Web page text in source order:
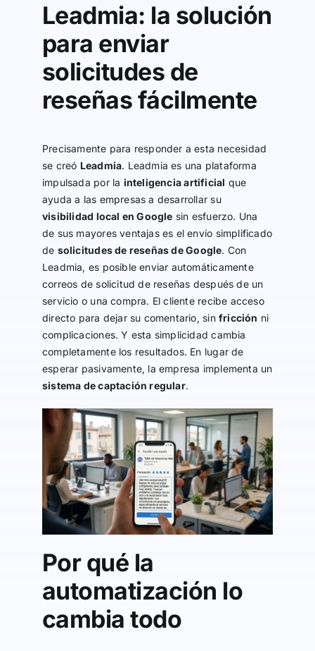
Leadmia: la solución
para enviar
solicitudes de
reseñas fácilmente
Precisamente para responder a esta necesidad
se creó Leadmia. Leadmia es una plataforma
impulsada por la inteligencia artificial que
ayuda a las empresas a desarrollar su
visibilidad local en Google sin esfuerzo. Una
de sus mayores ventajas es el envío simplificado
de solicitudes de reseñas de Google. Con
Leadmia, es posible enviar automáticamente
correos de solicitud de reseñas después de un
servicio o una compra. El cliente recibe acceso
directo para dejar su comentario, sin fricción ni
complicaciones. Y esta simplicidad cambia
completamente los resultados. En lugar de
esperar pasivamente, la empresa implementa un
sistema de captación regular.
Por qué la
automatización lo
cambia todo